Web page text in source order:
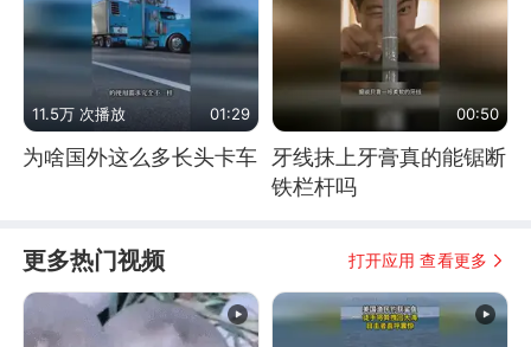
11.5万 次播放 01:29
为啥国外这么多长头卡车
00:50
牙线抹上牙膏真的能锯断
铁栏杆吗
更多热门视频 打开应用 查看更多